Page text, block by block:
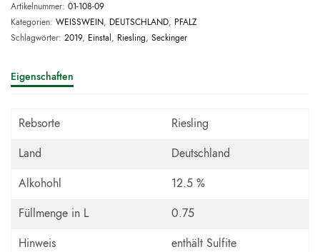
Artikelnummer: 01-108-09
Kategorien: WEISSWEIN, DEUTSCHLAND, PFALZ
Schlagwörter: 2019, Einstal, Riesling, Seckinger
Eigenschaften
Rebsorte
Riesling
Land
Deutschland
Alkohohl
12.5 %
Füllmenge in L
0.75
Hinweis
enthält Sulfite